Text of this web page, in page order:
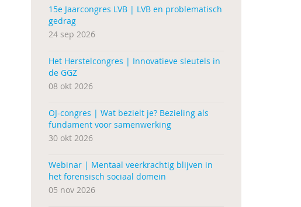
15e Jaarcongres LVB | LVB en problematisch
gedrag
24 sep 2026
Het Herstelcongres | Innovatieve sleutels in
de GGZ
08 okt 2026
OJ-congres | Wat bezielt je? Bezieling als
fundament voor samenwerking
30 okt 2026
Webinar | Mentaal veerkrachtig blijven in
het forensisch sociaal domein
05 nov 2026